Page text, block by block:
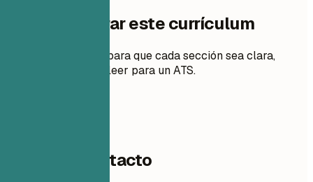
Cómo preparar este currículum
Consejos prácticos para que cada sección sea clara,
relevante y fácil de leer para un ATS.
Datos de contacto